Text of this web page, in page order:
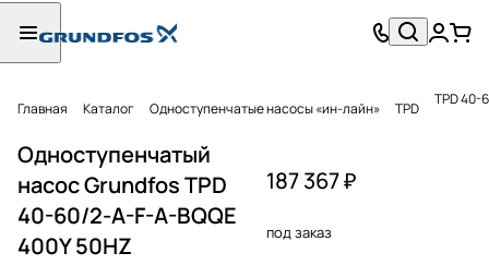
Главная Каталог Одноступенчатые насосы «ин-лайн» TPD TPD 40-
Одноступенчатый
насос Grundfos TPD
40-60/2-A-F-A-BQQE
400Y 50HZ
187 367 ₽
под заказ